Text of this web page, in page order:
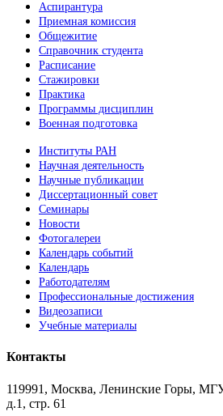
Аспирантура
Приемная комиссия
Общежитие
Справочник студента
Расписание
Стажировки
Практика
Программы дисциплин
Военная подготовка
Институты РАН
Научная деятельность
Научные публикации
Диссертационный совет
Семинары
Новости
Фотогалереи
Календарь событий
Календарь
Работодателям
Профессиональные достижения
Видеозаписи
Учебные материалы
Контакты
119991, Москва, Ленинские Горы,
д.1, стр. 61